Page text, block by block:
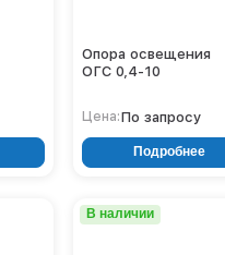
Опора освещения
ОГС 0,4-10
Цена:По запросу
Подробнее
В наличии